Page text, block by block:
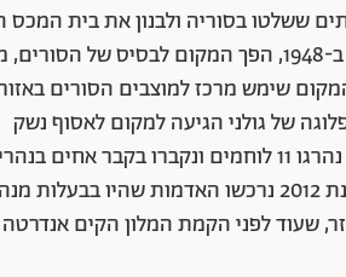
הקימו הצרפתים ששלטו בסוריה ולבנון את בית
שכלל סככת בידוק ומבני שירות ומנהלה. במלחמת העצמאות ב-1948, הפך המקום לבסיס של
את ישראל. מאז, עד מלחמת ששת הימים ב-1967, המקום שימש מרכז למוצבים הסורים
של גולני הגיעה למקום לאסוף נשק
ותחמושת שהותירו הסורים, ובפיצוץ שאירע באחד הבונקרים נהרגו 11 לוחמים ונקברו בקבר
הבניינים במקום ננטשו ועמדו שוממים שנים ארוכות עד שבשנת 2012 נרכשו האדמות שהיו
שעוד לפני הקמת המלון הקים